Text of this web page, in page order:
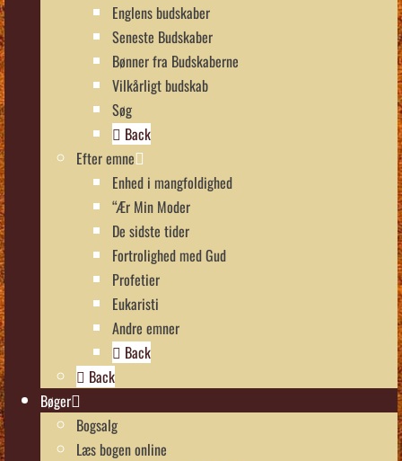
Englens budskaber
Seneste Budskaber
Bønner fra Budskaberne
Vilkårligt budskab
Søg
Back
Efter emne
Enhed i mangfoldighed
“Ær Min Moder
De sidste tider
Fortrolighed med Gud
Profetier
Eukaristi
Andre emner
Back
Back
Bøger
Bogsalg
Læs bogen online